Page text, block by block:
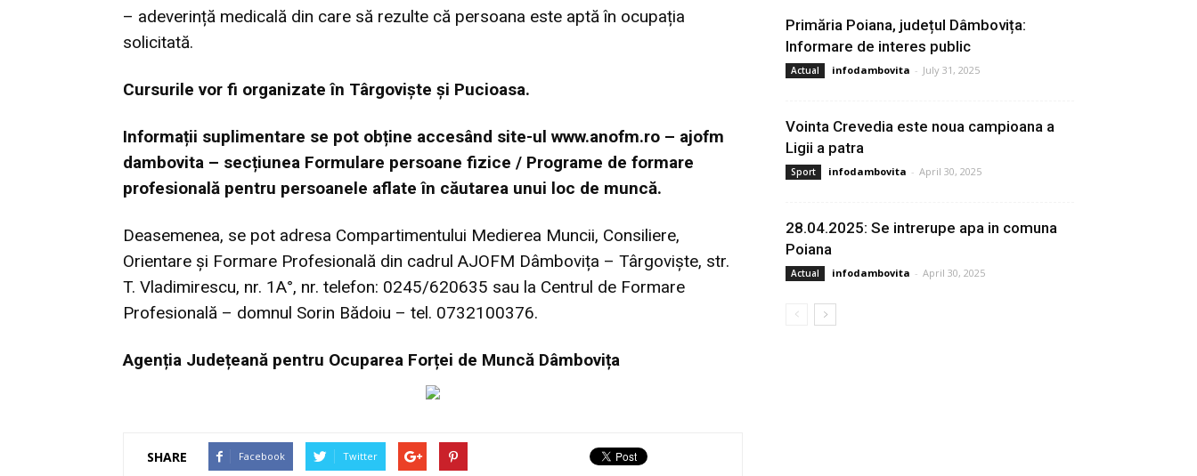
– adeverință medicală din care să rezulte că persoana este aptă în ocupația
solicitată.
Cursurile vor fi organizate în Târgoviște și Pucioasa.
Informații suplimentare se pot obține accesând site-ul www.anofm.ro – ajofm
dambovita – secțiunea Formulare persoane fizice / Programe de formare
profesională pentru persoanele aflate în căutarea unui loc de muncă.
Deasemenea, se pot adresa Compartimentului Medierea Muncii, Consiliere,
Orientare și Formare Profesională din cadrul AJOFM Dâmbovița – Târgoviște, str.
T. Vladimirescu, nr. 1A°, nr. telefon: 0245/620635 sau la Centrul de Formare
Profesională – domnul Sorin Bădoiu – tel. 0732100376.
Agenția Județeană pentru Ocuparea Forței de Muncă Dâmbovița
SHARE Facebook Twitter
Primăria Poiana, județul Dâmbovița:
Informare de interes public
Actual infodambovita - July 31, 2025
Vointa Crevedia este noua campioana a
Ligii a patra
Sport infodambovita - April 30, 2025
28.04.2025: Se intrerupe apa in comuna
Poiana
Actual infodambovita - April 30, 2025